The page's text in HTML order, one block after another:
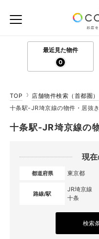
最近見た物件
0
TOP
店舗物件検索（首都圏）
十条駅-JR埼京線の物件・居抜
十条駅-JR埼京線の
現
都道府県 東京都
路線/駅
JR埼京線
十条
検索